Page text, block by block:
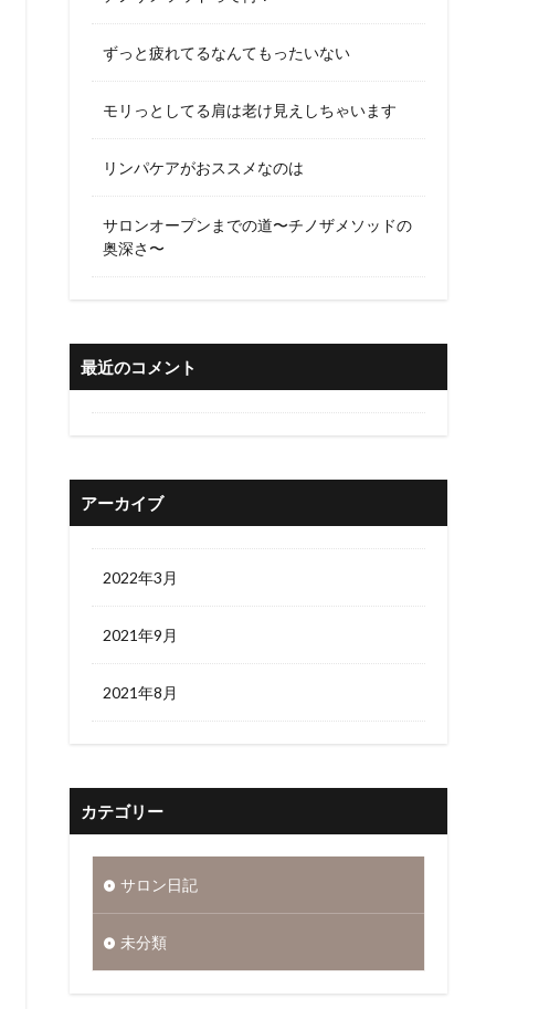
ずっと疲れてるなんてもったいない
モリっとしてる肩は老け見えしちゃいます
リンパケアがおススメなのは
サロンオープンまでの道〜チノザメソッドの
奥深さ〜
最近のコメント
アーカイブ
2022年3月
2021年9月
2021年8月
カテゴリー
サロン日記
未分類